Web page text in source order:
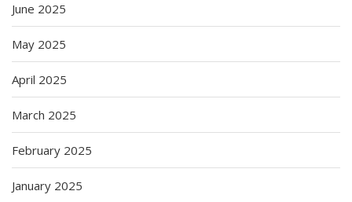
June 2025
May 2025
April 2025
March 2025
February 2025
January 2025